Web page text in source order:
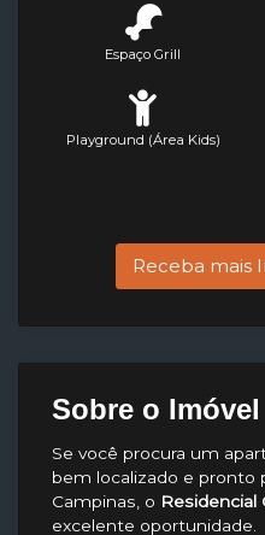
Espaço Grill
Playground (Área Kids)
Receba mais
Sobre o Imóvel
Se você procura um
bem localizado e pronto
Campinas, o Residencial
excelente oportunidade.